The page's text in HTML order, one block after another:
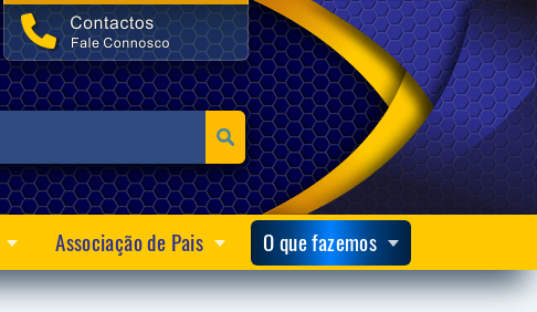
Associação de Pais
O que fazemos